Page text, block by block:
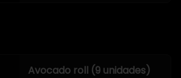
Avocado roll (9 unidades)